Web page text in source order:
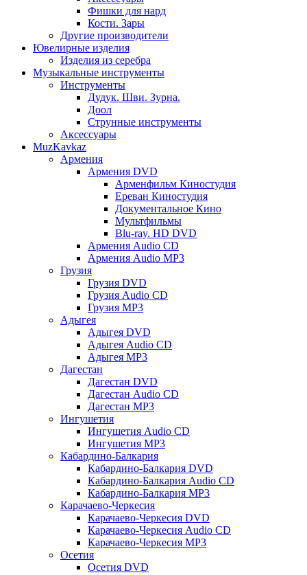
Фишки для нард
Кости. Зары
Другие производители
Ювелирные изделия
Изделия из серебра
Музыкальные инструменты
Инструменты
Дудук. Шви. Зурна.
Доол
Струнные инструменты
Аксессуары
MuzKavkaz
Армения
Армения DVD
Арменфильм Киностудия
Ереван Киностудия
Документальное Кино
Мультфильмы
Blu-ray. HD DVD
Армения Audio CD
Армения Audio MP3
Грузия
Грузия DVD
Грузия Audio CD
Грузия MP3
Адыгея
Адыгея DVD
Адыгея Audio CD
Адыгея MP3
Дагестан
Дагестан DVD
Дагестан Audio CD
Дагестан MP3
Ингушетия
Ингушетия Audio CD
Ингушетия MP3
Кабардино-Балкария
Кабардино-Балкария DVD
Кабардино-Балкария Audio CD
Кабардино-Балкария MP3
Карачаево-Черкесия
Карачаево-Черкесия DVD
Карачаево-Черкесия Audio CD
Карачаево-Черкесия MP3
Осетия
Осетия DVD